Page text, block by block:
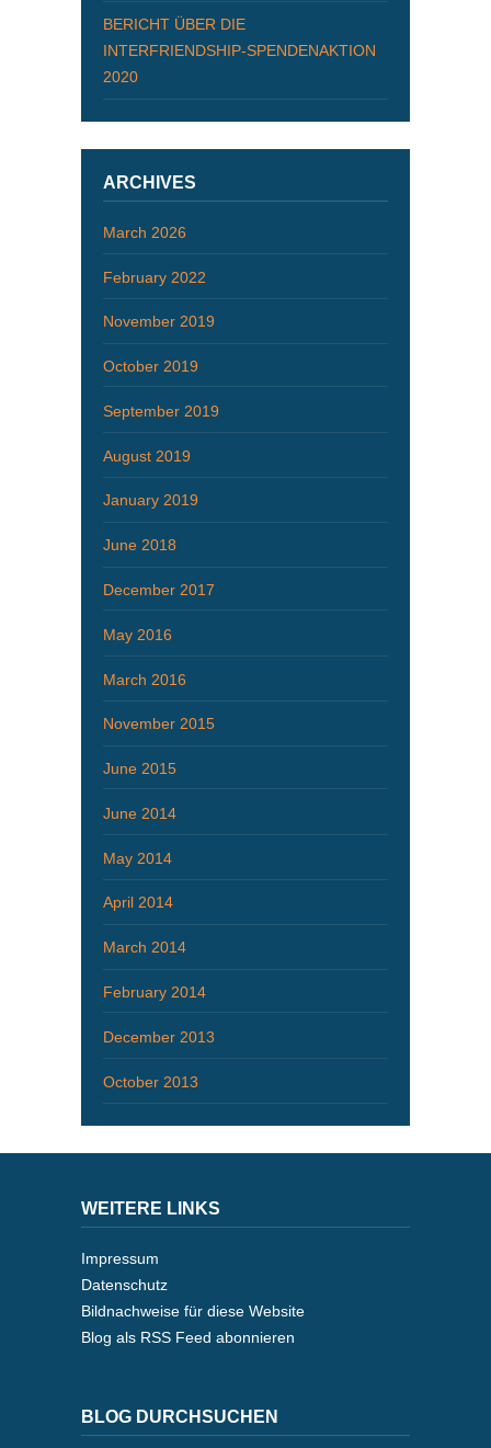
BERICHT ÜBER DIE
INTERFRIENDSHIP-SPENDENAKTION
2020
ARCHIVES
March 2026
February 2022
November 2019
October 2019
September 2019
August 2019
January 2019
June 2018
December 2017
May 2016
March 2016
November 2015
June 2015
June 2014
May 2014
April 2014
March 2014
February 2014
December 2013
October 2013
WEITERE LINKS
Impressum
Datenschutz
Bildnachweise für diese Website
Blog als RSS Feed abonnieren
BLOG DURCHSUCHEN